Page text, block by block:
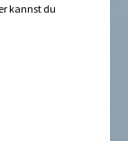
kannst du